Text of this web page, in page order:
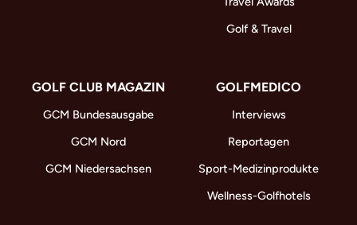
Golf & Travel
GOLF CLUB MAGAZIN
GCM Bundesausgabe
GCM Nord
GCM Niedersachsen
GOLFMEDICO
Interviews
Reportagen
Sport-Medizinprodukte
Wellness-Golfhotels